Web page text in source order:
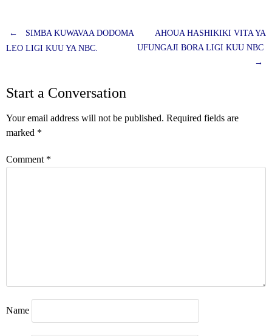
Post
←
SIMBA KUWAVAA DODOMA
LEO LIGI KUU YA NBC.
AHOUA HASHIKIKI VITA YA
UFUNGAJI BORA LIGI KUU NBC
→
Start a Conversation
Your email address will not be published. Required fields are
marked *
Comment *
Name